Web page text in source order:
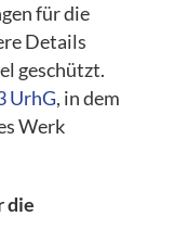
für die
Details
geschützt.
UrhG, in dem
Werk
die